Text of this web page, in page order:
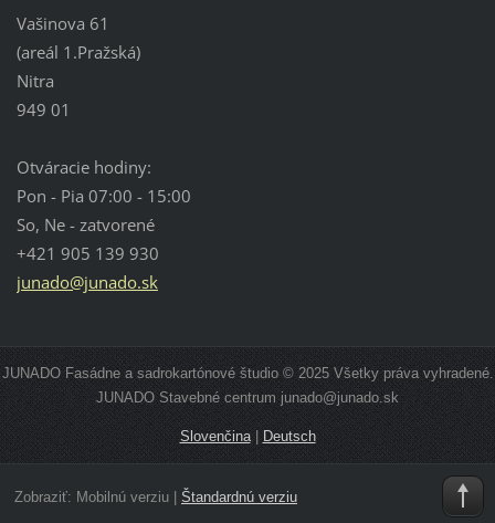
Vašinova 61
(areál 1.Pražská)
Nitra
949 01
Otváracie hodiny:
Pon - Pia 07:00 - 15:00
So, Ne - zatvorené
+421 905 139 930
junado@junado.sk
JUNADO Fasádne a sadrokartónové študio © 2025 Všetky práva vyhradené.
JUNADO Stavebné centrum junado@junado.sk
Slovenčina| Deutsch
Zobraziť: Mobilnú verziu| Štandardnú verziu